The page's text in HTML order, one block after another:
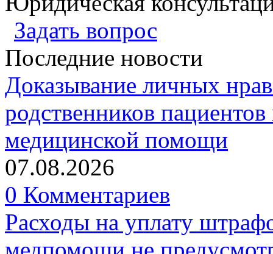
Задать вопрос
Последние новости
Доказывание личных
родственников
медицинской помощи
07.08.2026
0 Комментариев
Расходы на уплату